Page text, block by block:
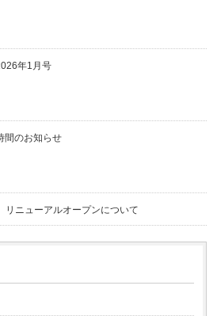
年1月号
間のお知らせ
ニューアルオープンについて